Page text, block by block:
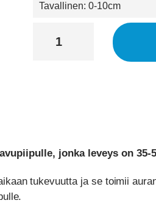
Piipunhattu
Suomipiipunhattu
määräjonka leveys on 35-
tukevuutta ja se toimii